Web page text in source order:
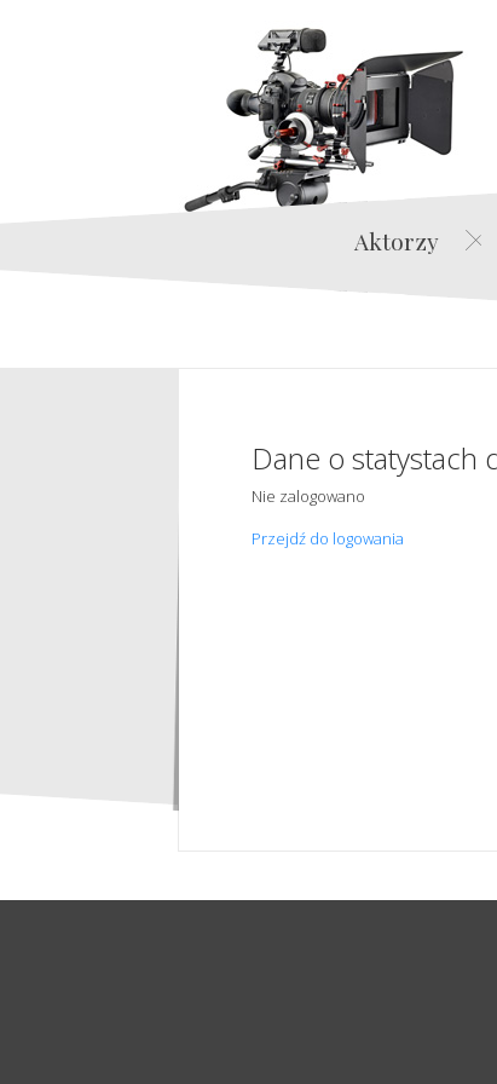
Aktorzy
Dane o statystach
Nie zalogowano
Przejdź do logowania